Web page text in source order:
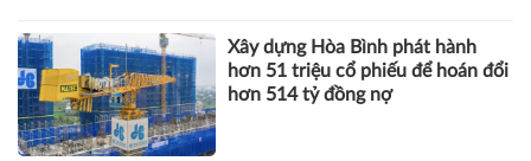
Novaland báo lãi 912 tỷ đồng,
khoản thu tài chính hơn 1.700 tỷ
đồng trở thành điểm tựa lợi